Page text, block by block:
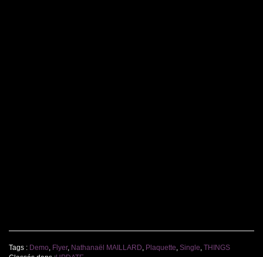
Tags : Demo, Flyer, Nathanaël MAILLARD, Plaquette, Single, THINGS